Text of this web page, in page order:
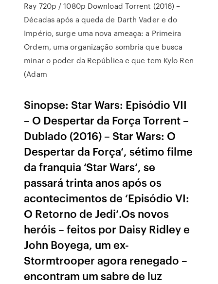
Ray 720p / 1080p Download Torrent (2016) –
Décadas após a queda de Darth Vader e do
Império, surge uma nova ameaça: a Primeira
Ordem, uma organização sombria que busca
minar o poder da República e que tem Kylo Ren
(Adam
Sinopse: Star Wars: Episódio VII
– O Despertar da Força Torrent –
Dublado (2016) – Star Wars: O
Despertar da Força‘, sétimo filme
da franquia ‘Star Wars‘, se
passará trinta anos após os
acontecimentos de ‘Episódio VI:
O Retorno de Jedi‘.Os novos
heróis – feitos por Daisy Ridley e
John Boyega, um ex-
Stormtrooper agora renegado –
encontram um sabre de luz